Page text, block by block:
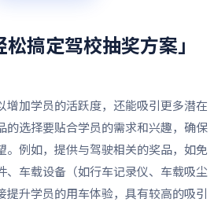
搞定驾校抽奖方案」
增加学员的活跃度，还能吸引更多潜在
的选择要贴合学员的需求和兴趣，确保
。例如，提供与驾驶相关的奖品，如免
、车载设备（如行车记录仪、车载吸尘
提升学员的用车体验，具有较高的吸引